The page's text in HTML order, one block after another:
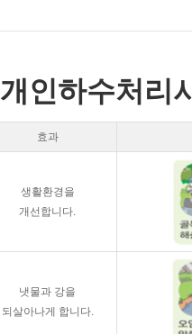
개인하수처리
효과
생활환경을
개선합니다.
냇물과 강을
되살아나게 합니다.